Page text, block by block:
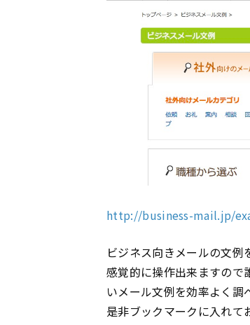
http://business-mail.jp/
ビジネス向きメールの文例
感覚的に操作出来ますので
いメール文例を効率よく調
是非ブックマークに入れて